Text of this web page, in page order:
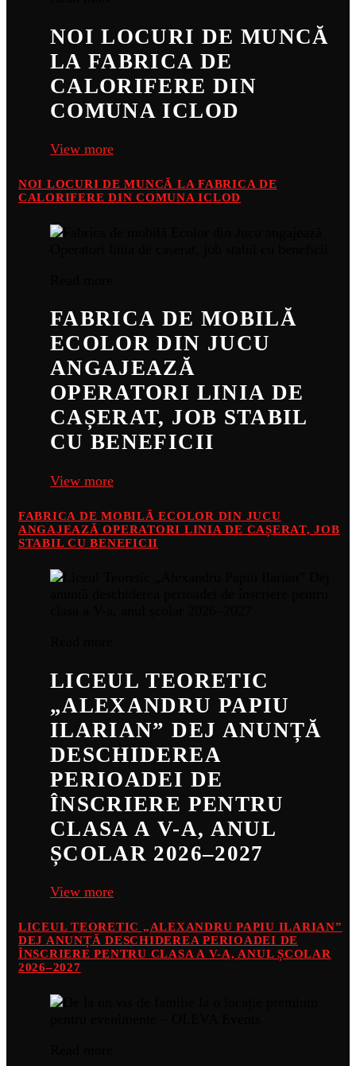
NOI LOCURI DE MUNCĂ
LA FABRICA DE
CALORIFERE DIN
COMUNA ICLOD
View more
NOI LOCURI DE MUNCĂ LA FABRICA DE
CALORIFERE DIN COMUNA ICLOD
FABRICA DE MOBILĂ
ECOLOR DIN JUCU
ANGAJEAZĂ
OPERATORI LINIA DE
CAȘERAT, JOB STABIL
CU BENEFICII
View more
FABRICA DE MOBILĂ ECOLOR DIN JUCU
ANGAJEAZĂ OPERATORI LINIA DE CAȘERAT, JOB
STABIL CU BENEFICII
LICEUL TEORETIC
„ALEXANDRU PAPIU
ILARIAN” DEJ ANUNȚĂ
DESCHIDEREA
PERIOADEI DE
ÎNSCRIERE PENTRU
CLASA A V-A, ANUL
ȘCOLAR 2026–2027
View more
LICEUL TEORETIC „ALEXANDRU PAPIU ILARIAN”
DEJ ANUNȚĂ DESCHIDEREA PERIOADEI DE
ÎNSCRIERE PENTRU CLASA A V-A, ANUL ȘCOLAR
2026–2027